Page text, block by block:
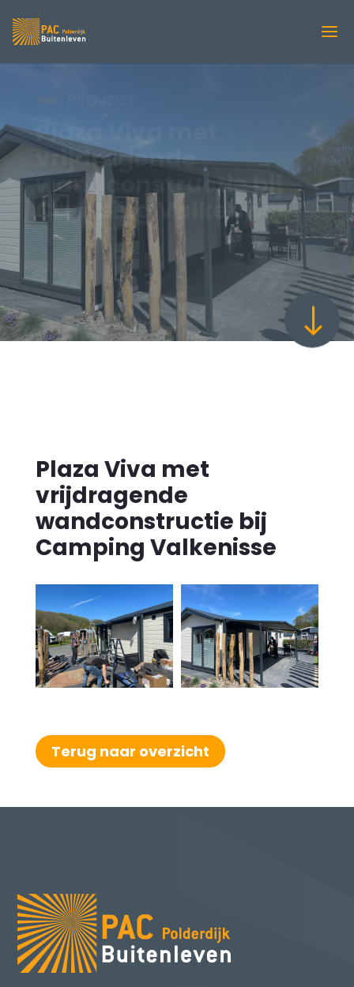
Plaza Viva met
vrijdragende
wandconstructie bij
Camping Valkenisse
"
Plaza Viva met
vrijdragende
wandconstructie bij
Camping Valkenisse
Terug naar overzicht